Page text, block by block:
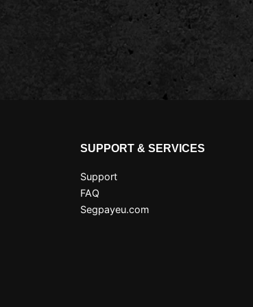
SUPPORT & SERVICES
Support
FAQ
Segpayeu.com